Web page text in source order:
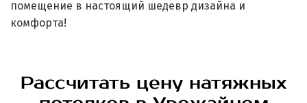
помещение в настоящий шедевр дизайна и
комфорта!
Рассчитать цену натяжных